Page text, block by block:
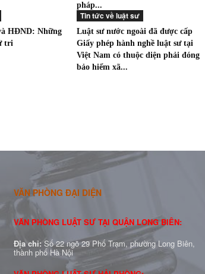
pháp...
HĐND: Những
tri
Tin tức về luật sư
Luật sư nước ngoài đã được cấp
Giấy phép hành nghề luật sư tại
Việt Nam có thuộc diện phải đóng
bảo hiểm xã...
VĂN PHÒNG ĐẠI DIỆN
VĂN PHÒNG LUẬT SƯ TẠI QUẬN LONG BIÊN:
Địa chỉ: Số 22 ngõ 29 Phố Trạm, phường Long Biên,
thành phố Hà Nội